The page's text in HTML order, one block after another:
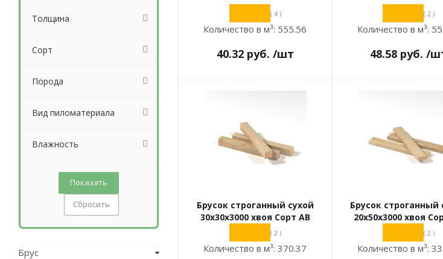
( 4 )
Количество в м³: 555.56
40.32руб. /шт
( 2 )
Количество в м³:
48.58 руб. /
Брусок строганный сухой
30х30х3000 хвоя Сорт АВ
( 2 )
Количество в м³:370.37
Брусок строганный
20х50х3000 хвоя
( 2 )
Количество в м³:
Толщина
Сорт
Порода
Вид пиломатериала
Влажность
Сбросить
Брус